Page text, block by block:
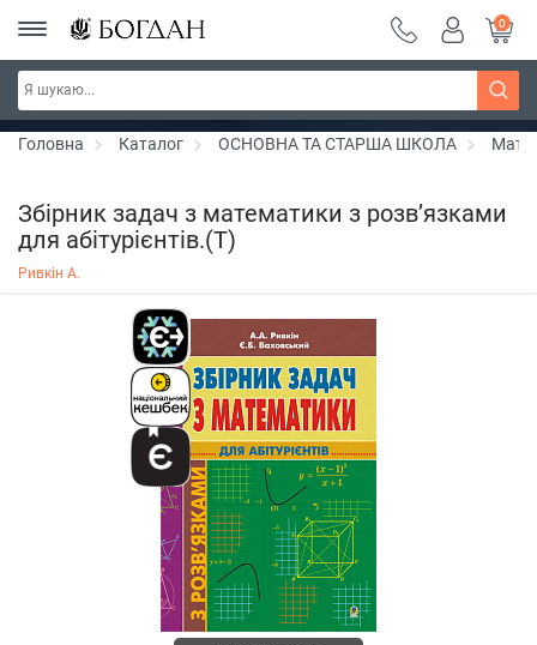
РОЗПРОДАЖ ~ 150 грн ~ 200 грн ~ 250 грн ~
300 грн ~ РОЗПРОДАЖ
Дізнатись більше
0
Головна Каталог ОСНОВНА ТА СТАРША ШКОЛА
Збірник задач з математики з розв’язками
для абітурієнтів.(Т)
Ривкін А.